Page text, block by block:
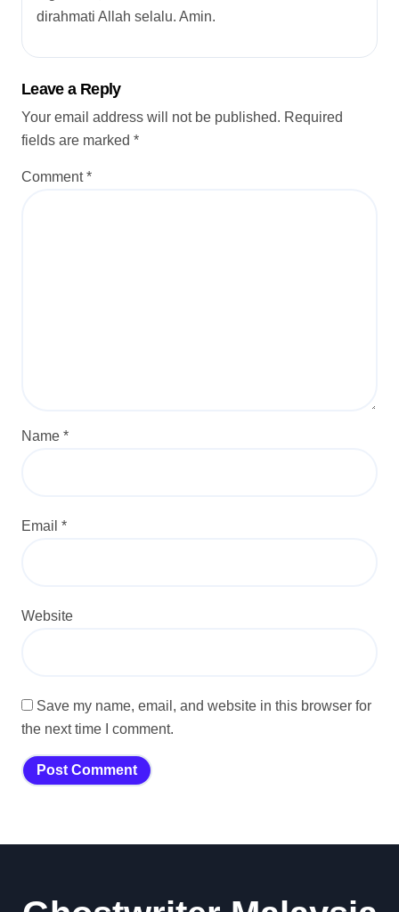
dirahmati Allah selalu. Amin.
Leave a Reply
Your email address will not be published. Required
fields are marked *
Comment*
Name *
Email *
Website
Save my name, email, and website in this browser for
the next time I comment.